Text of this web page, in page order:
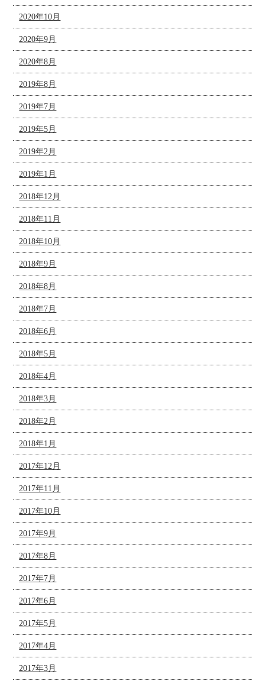
2020年10月
2020年9月
2020年8月
2019年8月
2019年7月
2019年5月
2019年2月
2019年1月
2018年12月
2018年11月
2018年10月
2018年9月
2018年8月
2018年7月
2018年6月
2018年5月
2018年4月
2018年3月
2018年2月
2018年1月
2017年12月
2017年11月
2017年10月
2017年9月
2017年8月
2017年7月
2017年6月
2017年5月
2017年4月
2017年3月